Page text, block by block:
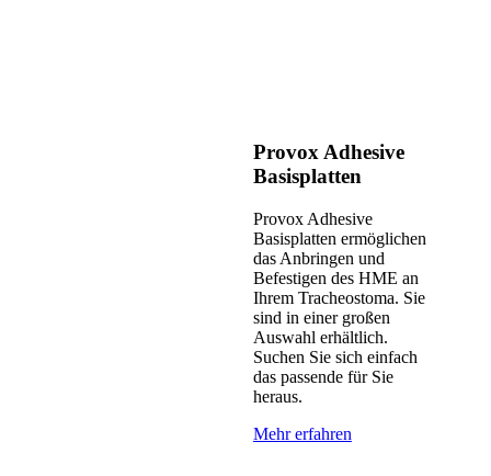
Provox Adhesive
Basisplatten
Provox Adhesive
Basisplatten ermöglichen
das Anbringen und
Befestigen des HME an
Ihrem Tracheostoma. Sie
sind in einer großen
Auswahl erhältlich.
Suchen Sie sich einfach
das passende für Sie
heraus.
Mehr erfahren